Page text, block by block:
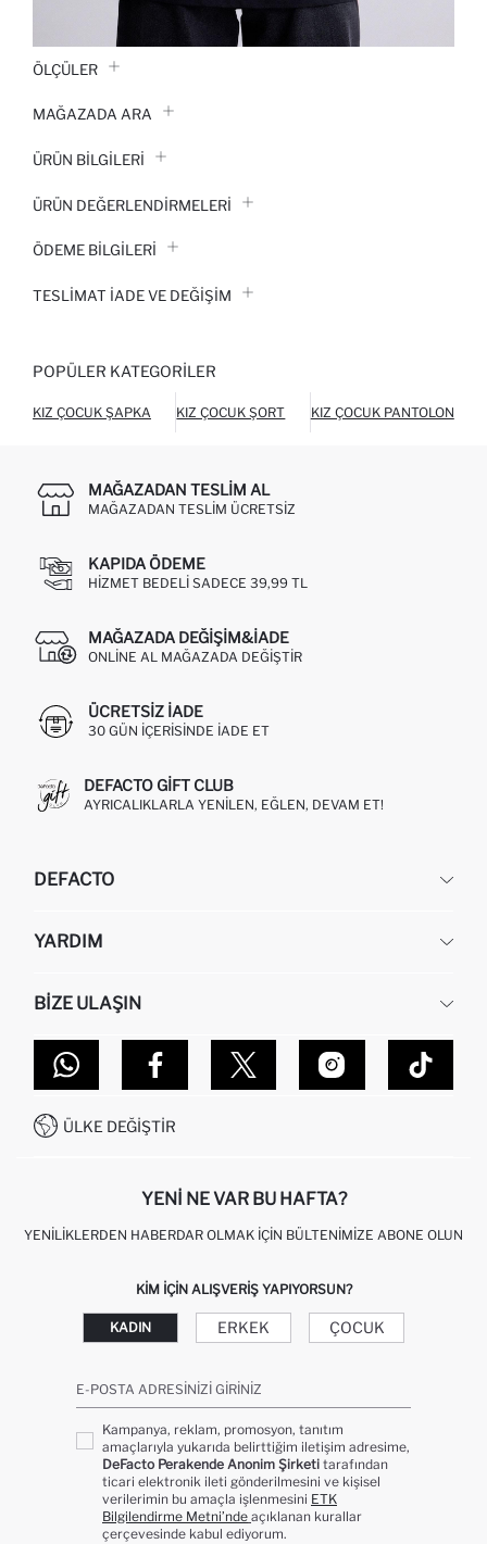
ÖLÇÜLER
MAĞAZADA ARA
ÜRÜN BILGILERI
ÜRÜN DEĞERLENDİRMELERİ
ÖDEME BİLGİLERİ
TESLIMAT İADE VE DEĞIŞIM
POPÜLER KATEGORILER
KIZ ÇOCUK ŞAPKA KIZ ÇOCUK ŞORT KIZ ÇOCUK PANTOLON
MAĞAZADAN TESLIM AL
MAĞAZADAN TESLIM ÜCRETSIZ
KAPIDA ÖDEME
HIZMET BEDELI SADECE 39,99 TL
MAĞAZADA DEĞIŞIM&İADE
ONLINE AL MAĞAZADA DEĞIŞTIR
ÜCRETSIZ IADE
30 GÜN IÇERISINDE IADE ET
DEFACTO GIFT CLUB
AYRICALIKLARLA YENILEN, EĞLEN, DEVAM ET!
DEFACTO
HAKKIMIZDA
KURUMSAL SATIŞ
DEFACTO TEKNOLOJI
SITEMAP
YARDIM
SIPARIŞIMI NASIL TAKIP EDERIM?
NASIL İADE EDERIM?
GIFT CLUB SIKÇA SORULAN SORULAR
İŞLEM REHBERI
KAMPANYALAR
BIZE ULAŞIN
MAĞAZALARIMIZ
İLETIŞIM FORMU
0850 333 22 86
ÜLKE DEĞIŞTIR
YENI NE VAR BU HAFTA?
YENILIKLERDEN HABERDAR OLMAK İÇIN BÜLTENIMIZE ABONE OLUN
KIM IÇIN ALIŞVERIŞ YAPIYORSUN?
KADIN ERKEK ÇOCUK
E-POSTA ADRESINIZI GIRINIZ
Kampanya, reklam, promosyon, tanıtım
amaçlarıyla yukarıda belirttiğim iletişim adresime,
DeFacto Perakende Anonim Şirketi tarafından
ticari elektronik ileti gönderilmesini ve kişisel
verilerimin bu amaçla işlenmesini ETK
Bilgilendirme Metni’nde açıklanan kurallar
çerçevesinde kabul ediyorum.